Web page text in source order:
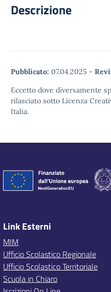
Descrizione
Pubblicato: 07.04.2025 -
Eccetto dove diversamente
rilasciato sotto Licenza
Italia.
Link Esterni
MIM
Ufficio Scolastico Regionale
Ufficio Scolastico Territoriale
Scuola in Chiaro